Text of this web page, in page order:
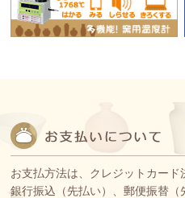
お支払方法は、クレジットカード
銀行振込（先払い）、郵便振替